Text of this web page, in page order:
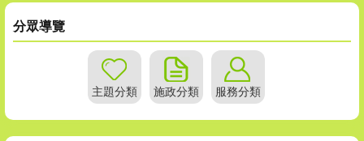
分眾導覽
主題分類 施政分類 服務分類